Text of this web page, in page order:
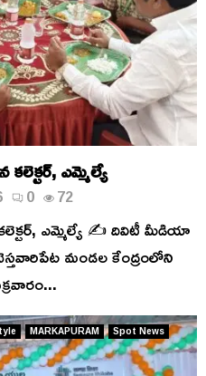
ఎమ్మెల్యే
0 72
ఎమ్మెల్యే ✍️ దివిటీ మీడియా
మండల కేంద్రంలోని
MARKAPURAM
Spot News